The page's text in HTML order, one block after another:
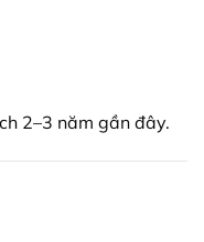
2–3 năm gần đây.